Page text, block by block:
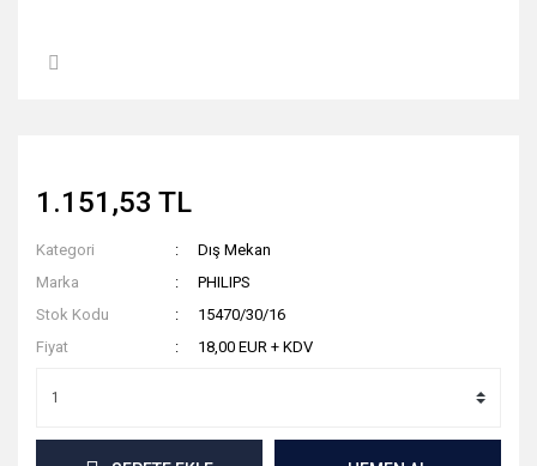
1.151,53 TL
Kategori
Dış Mekan
Marka
PHILIPS
Stok Kodu
15470/30/16
Fiyat
18,00 EUR + KDV